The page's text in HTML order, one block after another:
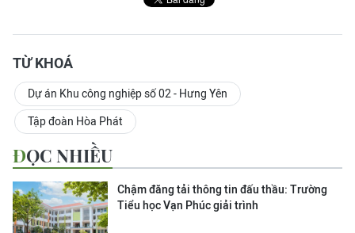
TỪ KHOÁ
Dự án Khu công nghiệp số 02 - Hưng Yên
Tập đoàn Hòa Phát
ĐỌC NHIỀU
Chậm đăng tải thông tin đấu thầu: Trường
Tiểu học Vạn Phúc giải trình